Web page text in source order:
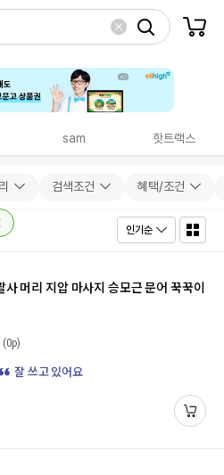
sam 핫트랙스
검색조건 혜택/조건
인기순
사 머리 지압 마사지 승모근 문어 꾹꾹이
(0p)
잘 쓰고 있어요